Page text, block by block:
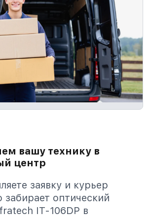
вашу технику в
центр
заявку и курьер
забирает оптический
IT-106DP в